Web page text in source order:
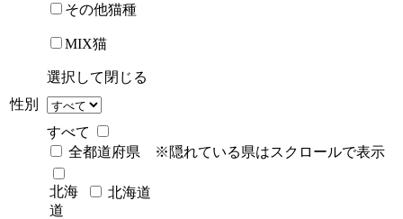
その他猫種
MIX猫
選択して閉じる
性別
すべて
全都道府県 ※隠れている県はスクロールで表示
北海
道
北海道